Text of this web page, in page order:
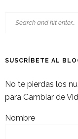
SUSCRÍBETE AL
No te pierdas los
para Cambiar de
Nombre